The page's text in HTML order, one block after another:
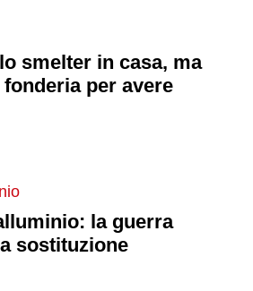
smelter in casa, ma
per avere
la guerra
sostituzione